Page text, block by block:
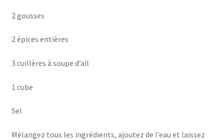
2 gousses
2 épices entières
3 cuillères à soupe d’ail
1 cube
Sel
Mélangez tous les ingrédients, ajoutez de l’eau et laissez